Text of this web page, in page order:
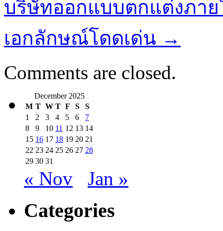
บริษัทออกแบบตกแต่งภา
เอกลักษณ์โดดเด่น →
Comments are closed.
December 2025
M T W T F S
S
1
2 3 4 5 6
7
8
9 10 11 12 13 14
15 16 17 18 19 20 21
22 23 24 25 26 27 28
29 30 31
« Nov Jan »
Categories